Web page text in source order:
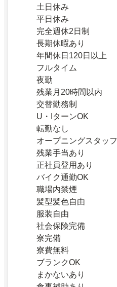
土日休み
平日休み
完全週休2日制
長期休暇あり
年間休日120日以上
フルタイム
夜勤
残業月20時間以内
交替勤務制
U・IターンOK
転勤なし
オープニングスタッフ
残業手当あり
正社員登用あり
バイク通勤OK
職場内禁煙
髪型髪色自由
服装自由
社会保険完備
寮完備
寮費無料
ブランクOK
まかないあり